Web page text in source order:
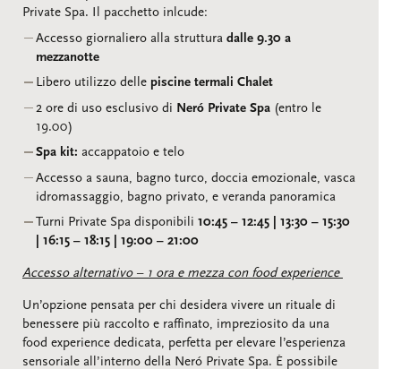
Private Spa. Il pacchetto inlcude:
Accesso giornaliero alla struttura dalle 9.30 a
mezzanotte
Libero utilizzo delle piscine termali Chalet
2 ore di uso esclusivo di Neró Private Spa (entro le
19.00)
Spa kit: accappatoio e telo
Accesso a sauna, bagno turco, doccia emozionale, vasca
idromassaggio, bagno privato, e veranda panoramica
Turni Private Spa disponibili 10:45 – 12:45 | 13:30 – 15:30
| 16:15 – 18:15 | 19:00 – 21:00
Accesso alternativo – 1 ora e mezza con food experience
Un’opzione pensata per chi desidera vivere un rituale di
benessere più raccolto e raffinato, impreziosito da una
food experience dedicata, perfetta per elevare l’esperienza
sensoriale all’interno della Neró Private Spa. È possibile